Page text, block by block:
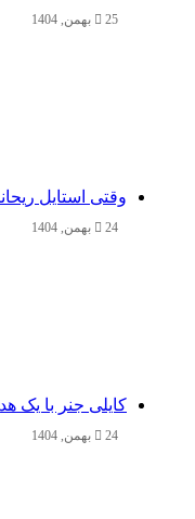
25 بهمن, 1404
وقتی استایل
24 بهمن, 1404
کایلی جنر با یک
24 بهمن, 1404